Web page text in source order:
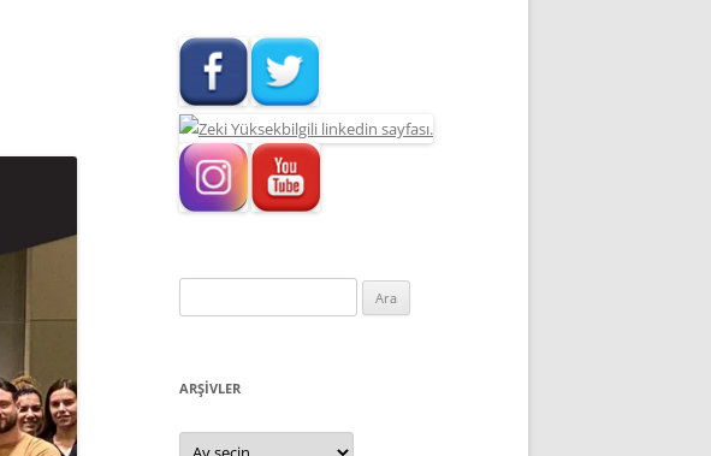
ARŞIVLER
Arşivler